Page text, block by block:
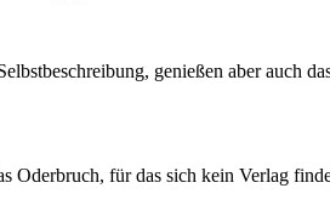
genießen aber auch
Oderbruch, für das sich kein Verlag